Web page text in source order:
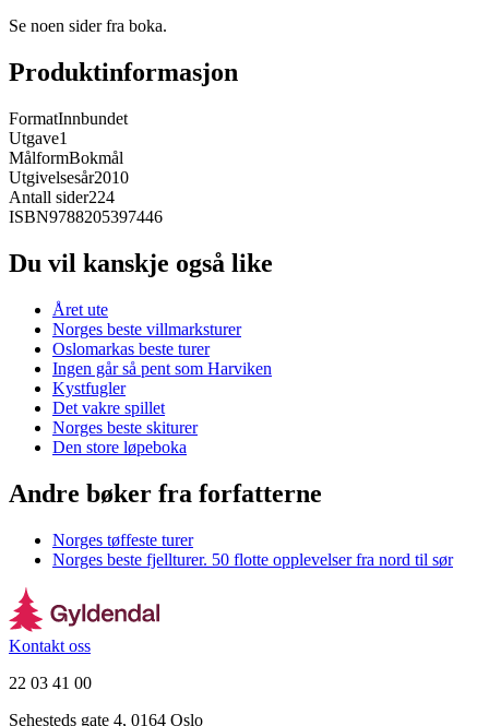
Se noen sider fra boka.
Produktinformasjon
FormatInnbundet
Utgave1
MålformBokmål
Utgivelsesår2010
Antall sider224
ISBN9788205397446
Du vil kanskje også like
Året ute
Norges beste villmarksturer
Oslomarkas beste turer
Ingen går så pent som Harviken
Kystfugler
Det vakre spillet
Norges beste skiturer
Den store løpeboka
Andre bøker fra forfatterne
Norges tøffeste turer
Norges beste fjellturer. 50 flotte opplevelser fra nord til sør
Kontakt oss
22 03 41 00
Sehesteds gate 4, 0164 Oslo